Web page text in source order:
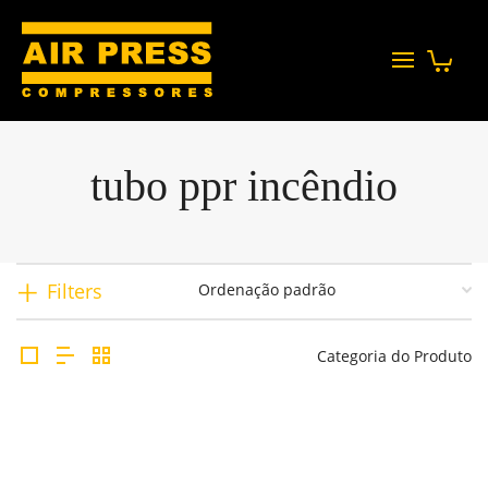
tubo ppr incêndio
Filters
Categoria do Produto